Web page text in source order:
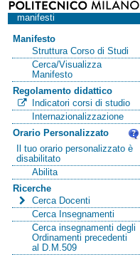
manifesti
Manifesto
Struttura Corso di Studi
Cerca/Visualizza
Manifesto
Regolamento didattico
Indicatori corsi di studio
Internazionalizzazione
Orario Personalizzato
Il tuo orario personalizzato è
disabilitato
Abilita
Ricerche
Cerca Docenti
Cerca Insegnamenti
Cerca insegnamenti degli
Ordinamenti precedenti
al D.M.509